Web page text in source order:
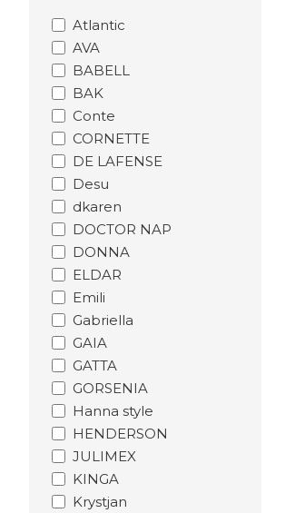
Atlantic
AVA
BABELL
BAK
Conte
CORNETTE
DE LAFENSE
Desu
dkaren
DOCTOR NAP
DONNA
ELDAR
Emili
Gabriella
GAIA
GATTA
GORSENIA
Hanna style
HENDERSON
JULIMEX
KINGA
Krystjan